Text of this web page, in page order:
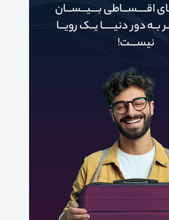
اقـــــســـاطی بــــیـــســـان
بــه دور‌‌‌‌ دنیـــــ‌‌ـا یــک رویـــا
نیســــت!